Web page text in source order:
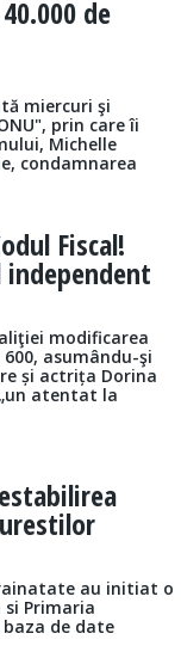
de
miercuri şi
prin care îi
Michelle
condamnarea
Fiscal!
independent
modificarea
asumându-şi
și actrița Dorina
atentat la
au initiat o
Primaria
de date